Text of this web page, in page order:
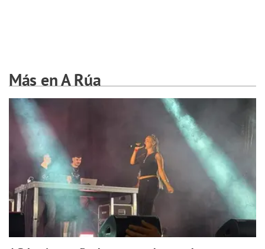
Más en A Rúa